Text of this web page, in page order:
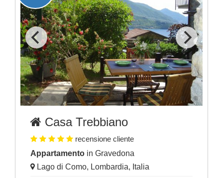
Casa Trebbiano
recensione cliente
Appartamento in Gravedona
Lago di Como, Lombardia, Italia